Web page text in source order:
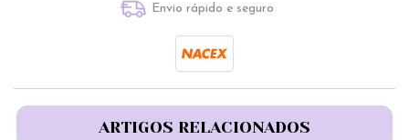
Envio rápido e seguro
ARTIGOS RELACIONADOS